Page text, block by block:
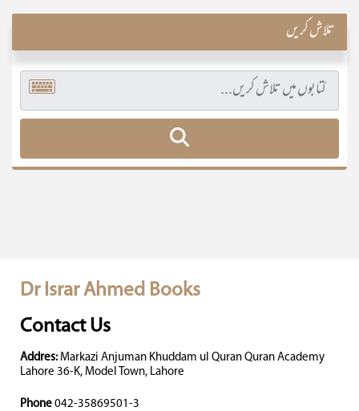
تلاش کریں
Dr Israr Ahmed Books
Contact Us
Addres: Markazi Anjuman Khuddam ul Quran Quran Academy
Lahore 36-K, Model Town, Lahore
Phone 042-35869501-3